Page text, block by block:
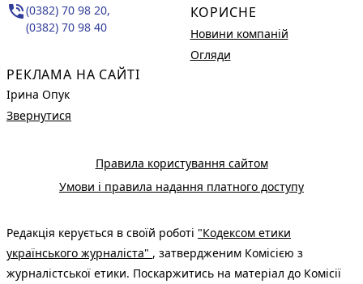
phone_in_talk(0382) 70 98 20,
(0382) 70 98 40
РЕКЛАМА НА САЙТІ
Ірина Опук
Звернутися
КОРИСНЕ
Новини компаній
Огляди
Правила користування сайтом
Умови і правила надання платного доступу
Редакція керується в своїй роботі "Кодексом етики
українського журналіста" , затвердженим Комісією з
журналістської етики. Поскаржитись на матеріал до Комісії